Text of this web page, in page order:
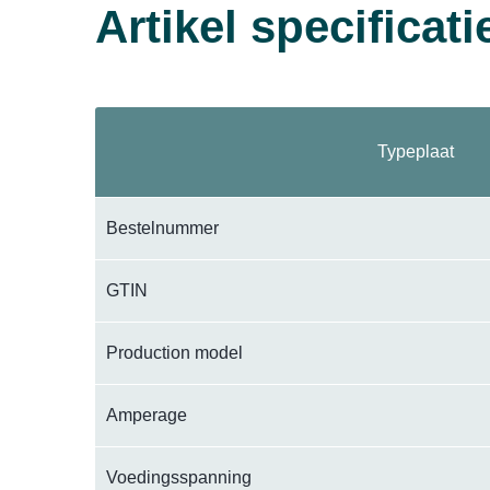
Artikel
Typeplaat
Bestelnummer
GTIN
Production model
Amperage
Voedingsspanning